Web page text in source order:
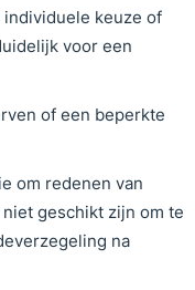
keuze of
voor een
of een beperkte
om redenen van
geschikt zijn om te
na